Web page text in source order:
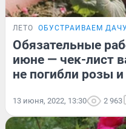
ЛЕТО ОБУСТРАИВАЕМ ДАЧУ
Обязательные
июне — чек-лист
не погибли розы
13 июня, 2022, 13:30 2 963